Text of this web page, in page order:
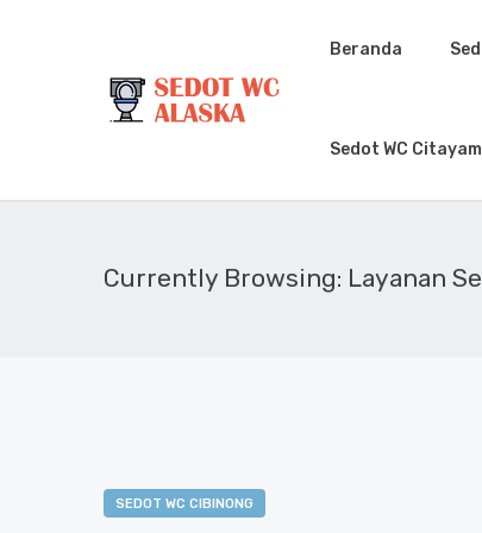
Beranda
Sedot WC Citayam
Currently Browsing: Layanan
SEDOT WC CIBINONG